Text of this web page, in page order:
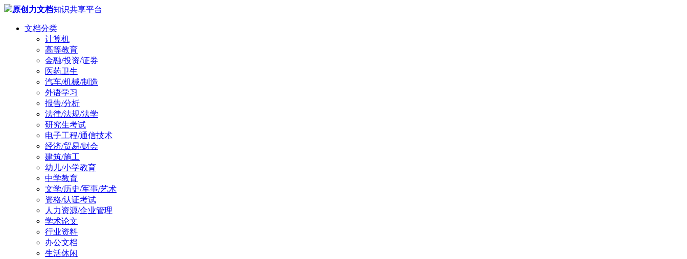
原创力文档知识共享平台
文档分类
计算机
高等教育
金融/投资/证券
医药卫生
汽车/机械/制造
外语学习
报告/分析
法律/法规/法学
研究生考试
电子工程/通信技术
经济/贸易/财会
建筑/施工
幼儿/小学教育
中学教育
文学/历史/军事/艺术
资格/认证考试
人力资源/企业管理
学术论文
行业资料
办公文档
生活休闲